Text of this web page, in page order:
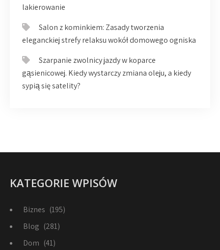
lakierowanie
Salon z kominkiem: Zasady tworzenia
eleganckiej strefy relaksu wokół domowego ogniska
Szarpanie zwolnicy jazdy w koparce
gąsienicowej. Kiedy wystarczy zmiana oleju, a kiedy
sypią się satelity?
KATEGORIE WPISÓW
Biznes (195)
Blog (281)
Dom (41)